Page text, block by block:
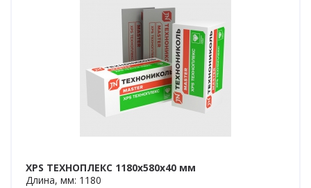
XPS ТЕХНОПЛЕКС 1180x580x40 мм
Длина, мм: 1180